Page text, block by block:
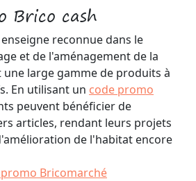
Brico cash
reconnue dans le
et de l'aménagement de la
large gamme de produits à
En utilisant un code promo
peuvent bénéficier de
articles, rendant leurs projets
de l'habitat encore
promo Bricomarché